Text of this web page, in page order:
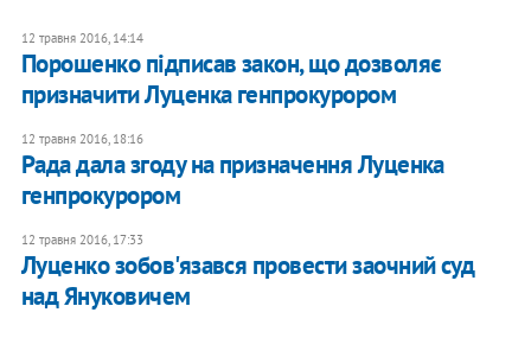
12 травня 2016, 14:14
Порошенко підписав закон, що дозволяє
призначити Луценка генпрокурором
12 травня 2016, 18:16
Рада дала згоду на призначення Луценка
генпрокурором
12 травня 2016, 17:33
Луценко зобов'язався провести заочний суд
над Януковичем